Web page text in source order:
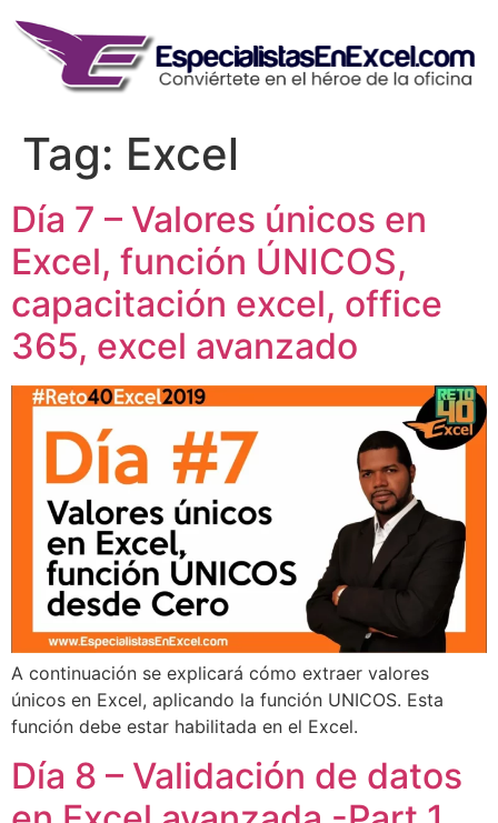
content
Tag: Excel
Día 7 – Valores únicos en
Excel, función ÚNICOS,
capacitación excel, office
365, excel avanzado
A continuación se explicará cómo extraer valores
únicos en Excel, aplicando la función UNICOS. Esta
función debe estar habilitada en el Excel.
Día 8 – Validación de datos